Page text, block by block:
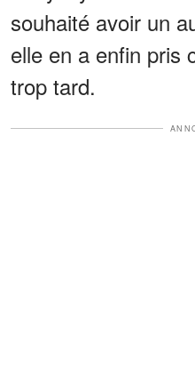
souhaité avoir un
elle en a enfin pris
trop tard.